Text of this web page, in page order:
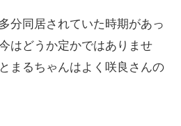
分同居されていた時期があっ
はどうか定かではありませ
まるちゃんはよく咲良さんの